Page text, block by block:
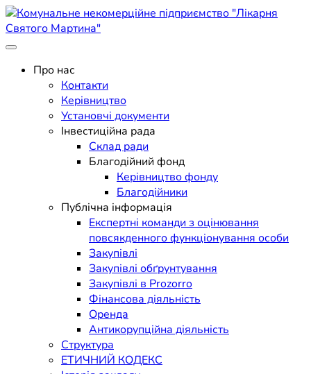
Skip
to
content
Комунальне некомерційне
підприємство "Лікарня
Святого Мартина"
Поліклініка Мукачево
Про нас
Контакти
Керівництво
Установчі документи
Інвестиційна рада
Склад ради
Благодійний фонд
Керівництво фонду
Благодійники
Публічна інформація
Експертні команди з оцінювання
повсякденного функціонування особи
Закупівлі
Закупівлі обґрунтування
Закупівлі в Prozorro
Фінансова діяльність
Оренда
Антикорупційна діяльність
Структура
ЕТИЧНИЙ КОДЕКС